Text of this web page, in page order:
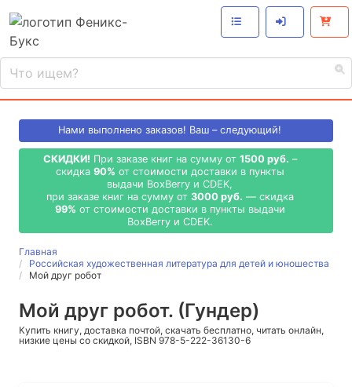
Нами выполнено заказов! Ваш – следующий!
СКИДКИ! При заказе книг на сумму от 1500 руб. –
скидка 90% от стоимости доставки в пункты
выдачи BoxBerry и CDEK,
при заказе книг на сумму от 3000 руб. — скидка
99% от стоимости доставки в пункты выдачи
BoxBerry и CDEK.
Главная
Российская художественная литература для детей и юношества
Мой друг робот
Мой друг робот. (Гундер)
Купить книгу, доставка почтой, скачать бесплатно, читать онлайн,
низкие цены со скидкой, ISBN 978-5-222-36130-6